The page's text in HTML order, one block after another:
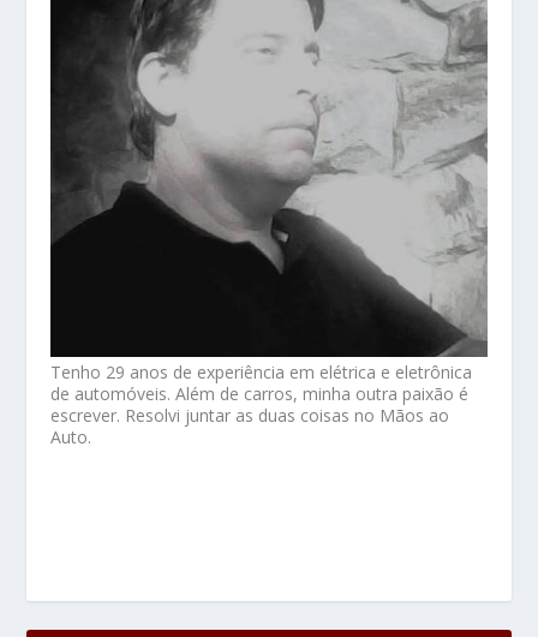
Tenho 29 anos de experiência em elétrica e eletrônica
de automóveis. Além de carros, minha outra paixão é
escrever. Resolvi juntar as duas coisas no Mãos ao
Auto.